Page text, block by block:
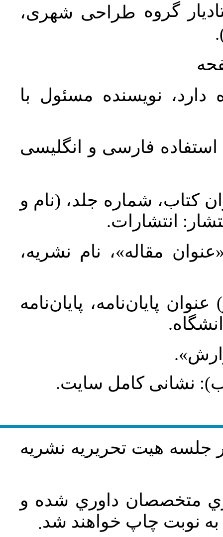
گروه طراحی شهری،
نویسنده مسئول با
استفاده فارسی و انگلیسی
کتاب، شماره جلد، (نام و
انتشارات.
مقاله»، نام نشریه،
پایان‌نامه، پایان‌نامه
نشانی کامل سایت.
جلسه هيت تحريريه نشريه
متخصصان داوري شده و
نوبت چاپ خواهند شد.